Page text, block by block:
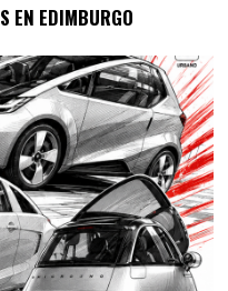
EDIMBURGO